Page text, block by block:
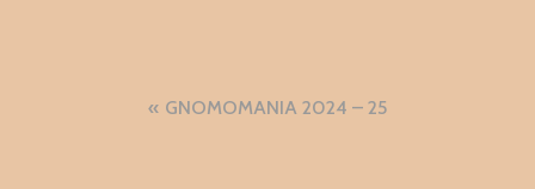
NavigazioneGNOMOMANIA 2024 – 25